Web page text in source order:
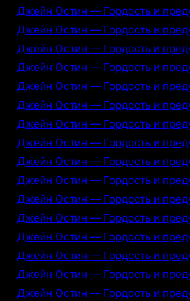
Джейн Остин — Гордость и
Джейн Остин — Гордость и
Джейн Остин — Гордость и
Джейн Остин — Гордость и
Джейн Остин — Гордость и
Джейн Остин — Гордость и
Джейн Остин — Гордость и
Джейн Остин — Гордость и
Джейн Остин — Гордость и
Джейн Остин — Гордость и
Джейн Остин — Гордость и
Джейн Остин — Гордость и
Джейн Остин — Гордость и
Джейн Остин — Гордость и
Джейн Остин — Гордость и
Джейн Остин — Гордость и